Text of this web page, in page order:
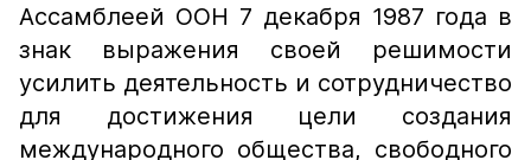
Ассамблеей ООН 7 декабря 1987 года в
знак выражения своей решимости
усилить деятельность и сотрудничество
для достижения цели создания
международного общества, свободного